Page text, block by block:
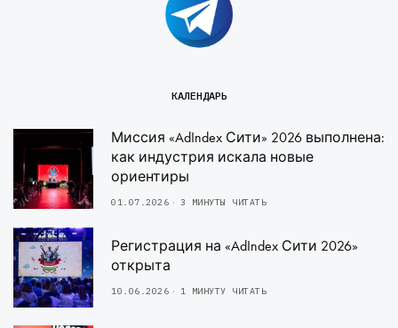
КАЛЕНДАРЬ
Миссия «AdIndex Сити» 2026 выполнена:
как индустрия искала новые
ориентиры
01.07.2026 3 МИНУТЫ ЧИТАТЬ
Регистрация на «AdIndex Сити 2026»
открыта
10.06.2026 1 МИНУТУ ЧИТАТЬ